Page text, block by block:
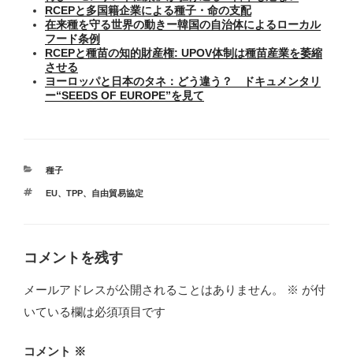
RCEPと多国籍企業による種子・命の支配
在来種を守る世界の動きー韓国の自治体によるローカル
フード条例
RCEPと種苗の知的財産権: UPOV体制は種苗産業を萎縮
させる
ヨーロッパと日本のタネ：どう違う？ ドキュメンタリ
ー“SEEDS OF EUROPE”を見て
カ
ゴ
種子
タ
EU、 TPP、 自由貿易協定
コメントを残す
メールアドレスが公開されることはありません。 ※ が付
いている欄は必須項目です
コメント ※